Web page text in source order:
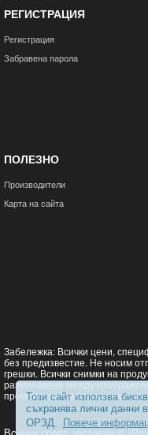
Този сайт използва
съхранява лични данни
ОРЗД.
Повече
РЕГИСТРАЦИЯ
Регистрация
Забравена парола
ПОЛЕЗНО
Производители
Карта на сайта
Забележка: Всички цени,
без предизвестие. Не носим
грешки. Всички снимки на
разминаване между
променя основните параметри